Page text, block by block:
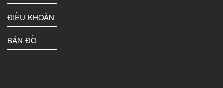
ĐIỀU KHOẢN
BẢN ĐỒ